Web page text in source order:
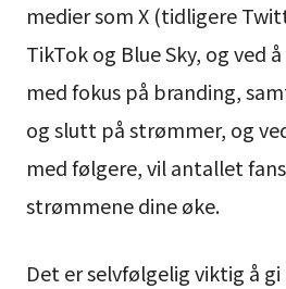
medier som X (tidligere
TikTok og Blue Sky, og ved
med fokus på branding,
og slutt på strømmer, og
med følgere, vil antallet
strømmene dine øke.
Det er selvfølgelig viktig å